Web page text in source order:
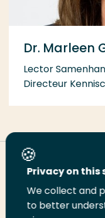
Dr. Marleen
Lector
Directeur
Deel deze pagina
DeelDeelDeel
Privacy on this
We collect and
to better